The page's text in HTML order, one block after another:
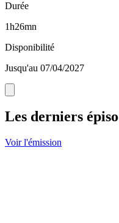
Durée
1h26mn
Disponibilité
Jusqu'au 07/04/2027
Les derniers
Voir l'émission